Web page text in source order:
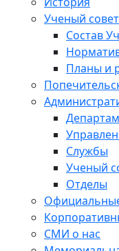
Ученый совет
Состав
Планы и
Службы
Ученый
Отделы
СМИ о нас